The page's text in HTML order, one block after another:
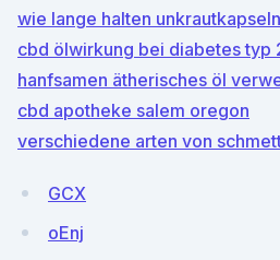
wie lange halten
cbd ölwirkung bei diabetes typ
hanfsamen ätherisches öl
cbd apotheke salem oregon
verschiedene arten von
GCX
oEnj